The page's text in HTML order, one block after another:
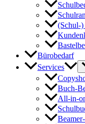
(Schul-)
Bürobedarf
Services
Buch-
All-in-